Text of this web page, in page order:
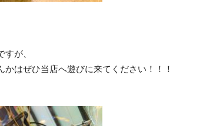
が、
はぜひ当店へ遊びに来てください！！！